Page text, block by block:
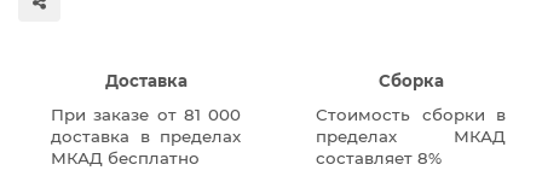
Доставка
При заказе от 81 000
доставка в пределах
МКАД бесплатно
Сборка
Стоимость сборки в
пределах МКАД
составляет 8%